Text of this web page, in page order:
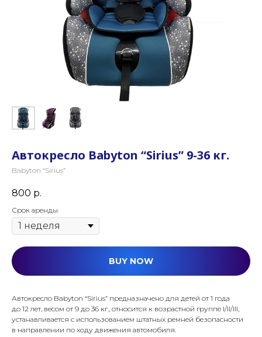
Автокресло Babyton “Sirius” 9-36 кг.
Babyton “Sirius”
800 р.
Срок аренды
BUY NOW
Автокресло Babyton “Sirius” предназначено для детей от 1 года
до 12 лет, весом от 9 до 36 кг., относится к возрастной группе I/II/III,
устанавливается с использованием штатных ремней безопасности
в направлении по ходу движения автомобиля.